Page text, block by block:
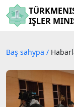
IŞLER
Baş sahypa /